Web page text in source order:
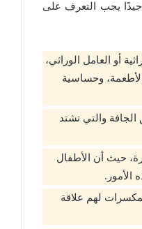
جيدًا يجب التعرف على
أو العامل الوراثي،
وحساسية
والتي تشتد
حيث أن الأطفال
الأمور.
لهم علاقة